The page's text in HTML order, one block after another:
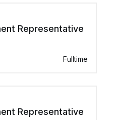
Representative
Fulltime
Representative